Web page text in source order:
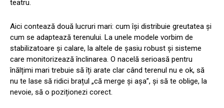
teatru.
Aici contează două lucruri mari: cum își distribuie greutatea și
cum se adaptează terenului. La unele modele vorbim de
stabilizatoare și calare, la altele de șasiu robust și sisteme
care monitorizează înclinarea. O nacelă serioasă pentru
înălțimi mari trebuie să îți arate clar când terenul nu e ok, să
nu te lase să ridici brațul „că merge și așa”, și să te oblige, la
nevoie, să o poziționezi corect.